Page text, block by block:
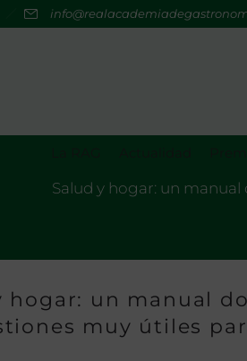
Salud y hogar: un
hogar: un manual
muy útiles